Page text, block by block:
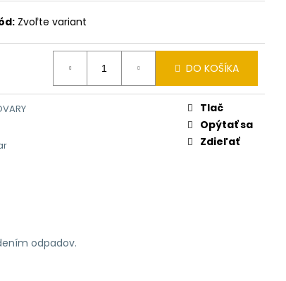
Zvoľte variant
DO KOŠÍKA
Tlač
Opýtať sa
Zdieľať
odpadov.